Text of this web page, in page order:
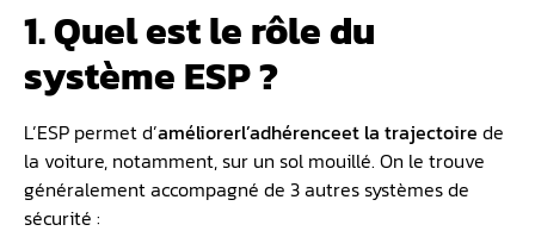
1. Quel est le rôle du
système ESP ?
L’ESP permet d’améliorerl’adhérenceet la trajectoire de
la voiture, notamment, sur un sol mouillé. On le trouve
généralement accompagné de 3 autres systèmes de
sécurité :